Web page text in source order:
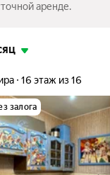
аренде.
16 этаж из 16
залога